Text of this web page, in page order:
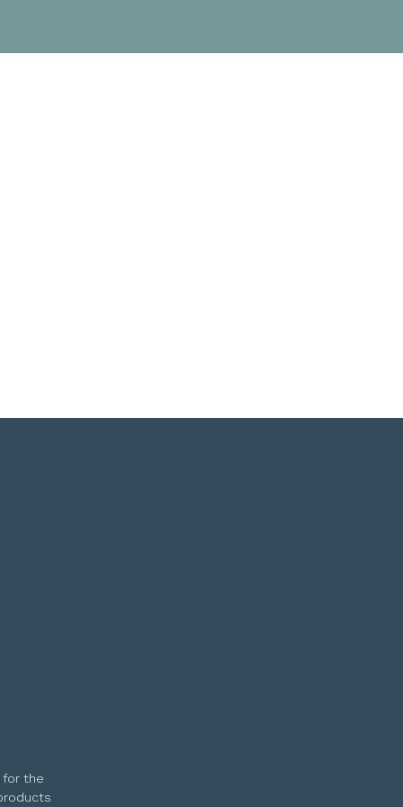
for the